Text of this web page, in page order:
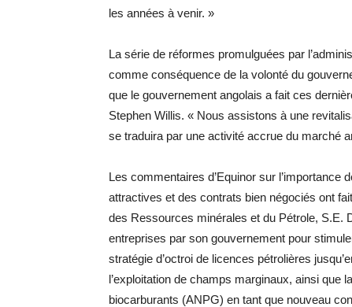
les années à venir. »
La série de réformes promulguées par
comme conséquence de la volonté du
que le gouvernement angolais a fait ces
Stephen Willis. « Nous assistons à une
se traduira par une activité accrue du marché
Les commentaires d’Equinor sur l’importance
attractives et des contrats bien négociés ont
des Ressources minérales et du Pétrole, S.E.
entreprises par son gouvernement pour
stratégie d’octroi de licences pétrolières
l’exploitation de champs marginaux, ainsi que
biocarburants (ANPG) en tant que nouveau